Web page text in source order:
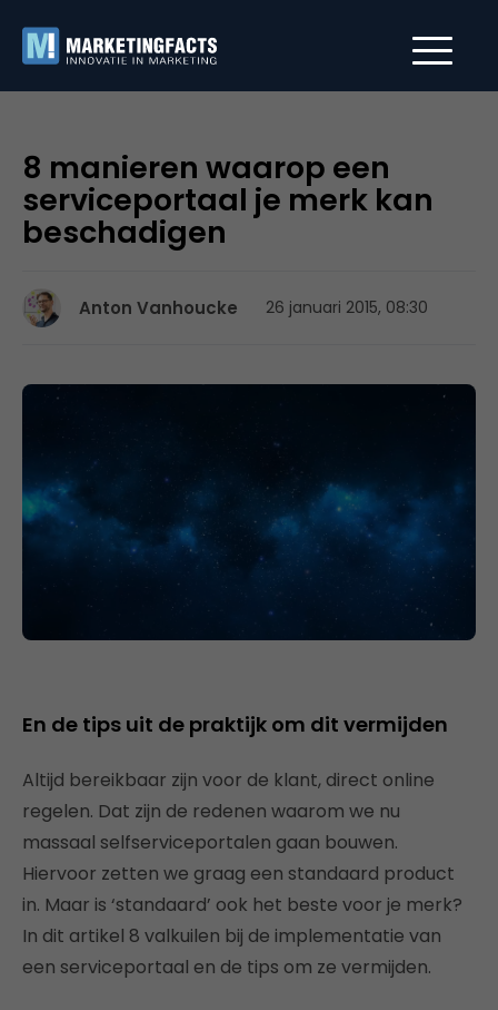
8 manieren waarop een
serviceportaal je merk kan
beschadigen
Anton Vanhoucke 26 januari 2015, 08:30
En de tips uit de praktijk om dit vermijden
Altijd bereikbaar zijn voor de klant, direct online
regelen. Dat zijn de redenen waarom we nu
massaal selfserviceportalen gaan bouwen.
Hiervoor zetten we graag een standaard product
in. Maar is ‘standaard’ ook het beste voor je merk?
In dit artikel 8 valkuilen bij de implementatie van
een serviceportaal en de tips om ze vermijden.